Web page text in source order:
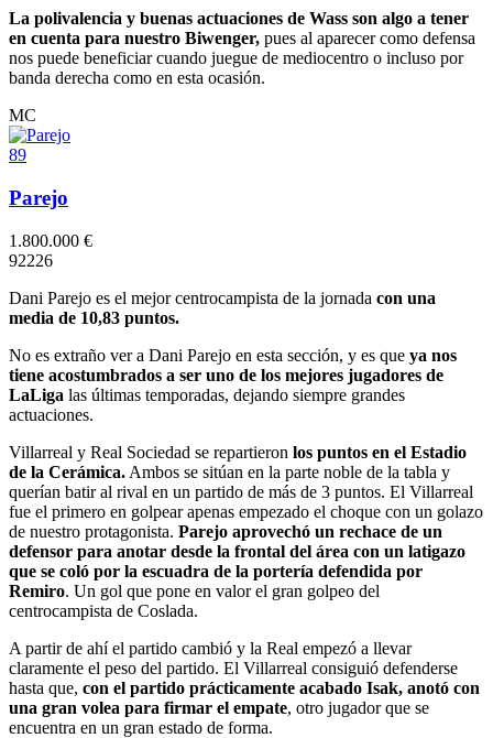
La polivalencia y buenas actuaciones de Wass son algo a tener
en cuenta para nuestro Biwenger, pues al aparecer como defensa
nos puede beneficiar cuando juegue de mediocentro o incluso por
banda derecha como en esta ocasión.
MC
89
Parejo
1.800.000 €
92226
Dani Parejo es el mejor centrocampista de la jornada con una
media de 10,83 puntos.
No es extraño ver a Dani Parejo en esta sección, y es que ya nos
tiene acostumbrados a ser uno de los mejores jugadores de
LaLiga las últimas temporadas, dejando siempre grandes
actuaciones.
Villarreal y Real Sociedad se repartieron los puntos en el Estadio
de la Cerámica. Ambos se sitúan en la parte noble de la tabla y
querían batir al rival en un partido de más de 3 puntos. El Villarreal
fue el primero en golpear apenas empezado el choque con un golazo
de nuestro protagonista. Parejo aprovechó un rechace de un
defensor para anotar desde la frontal del área con un latigazo
que se coló por la escuadra de la portería defendida por
Remiro. Un gol que pone en valor el gran golpeo del
centrocampista de Coslada.
A partir de ahí el partido cambió y la Real empezó a llevar
claramente el peso del partido. El Villarreal consiguió defenderse
hasta que, con el partido prácticamente acabado Isak, anotó con
una gran volea para firmar el empate, otro jugador que se
encuentra en un gran estado de forma.